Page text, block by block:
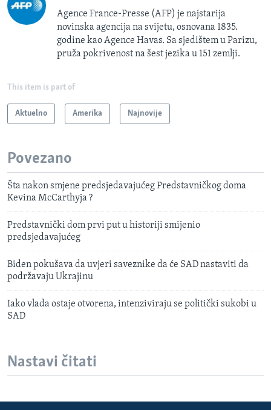
Agence France-Presse (AFP) je najstarija
novinska agencija na svijetu, osnovana 1835.
godine kao Agence Havas. Sa sjedištem u Parizu,
pruža pokrivenost na šest jezika u 151 zemlji.
This item is part of
Aktuelno Amerika Najnovije
Povezano
Šta nakon smjene predsjedavajućeg Predstavničkog doma
Kevina McCarthyja ?
Predstavnički dom prvi put u historiji smijenio
predsjedavajućeg
Biden pokušava da uvjeri saveznike da će SAD nastaviti da
podržavaju Ukrajinu
Iako vlada ostaje otvorena, intenziviraju se politički sukobi u
SAD
Nastavi čitati